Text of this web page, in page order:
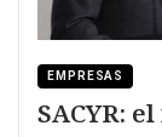
EMPRESAS
SACYR: